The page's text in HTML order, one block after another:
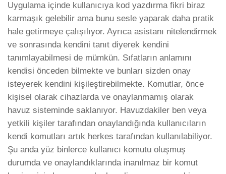
Uygulama içinde kullanıcıya kod yazdırma fikri biraz
karmaşık gelebilir ama bunu sesle yaparak daha pratik
hale getirmeye çalışılıyor. Ayrıca asistanı nitelendirmek
ve sonrasında kendini tanıt diyerek kendini
tanımlayabilmesi de mümkün. Sıfatların anlamını
kendisi önceden bilmekte ve bunları sizden onay
isteyerek kendini kişileştirebilmekte. Komutlar, önce
kişisel olarak cihazlarda ve onaylanmamış olarak
havuz sisteminde saklanıyor. Havuzdakiler ben veya
yetkili kişiler tarafından onaylandığında kullanıcıların
kendi komutları artık herkes tarafından kullanılabiliyor.
Şu anda yüz binlerce kullanıcı komutu oluşmuş
durumda ve onaylandıklarında inanılmaz bir komut